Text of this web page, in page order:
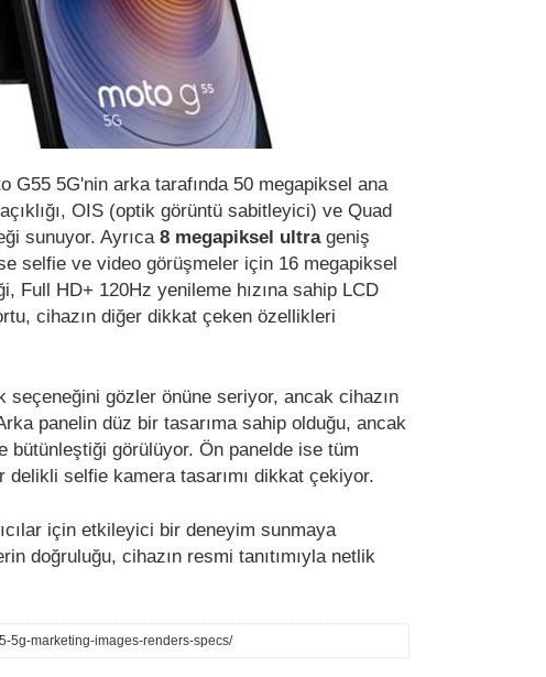
G55 5G'nin arka tarafında 50 megapiksel ana
OIS (optik görüntü sabitleyici) ve Quad
sunuyor. Ayrıca8 megapiksel ultra geniş
selfie ve video görüşmeler için 16 megapiksel
Full HD+ 120Hz yenileme hızına sahip LCD
cihazın diğer dikkat çeken özellikleri
seçeneğini gözler önüne seriyor, ancak cihazın
panelin düz bir tasarıma sahip olduğu, ancak
bütünleştiği görülüyor. Ön panelde ise tüm
selfie kamera tasarımı dikkat çekiyor.
için etkileyici bir deneyim sunmaya
doğruluğu, cihazın resmi tanıtımıyla netlik
5g-marketing-images-renders-specs/